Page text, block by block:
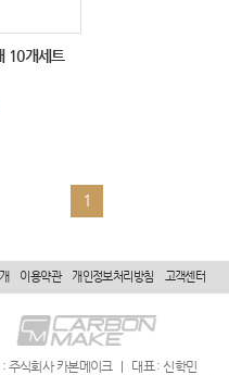
10개세트
1
이용약관 개인정보처리방침 고객센터
주식회사 카본메이크
대표 : 신학민